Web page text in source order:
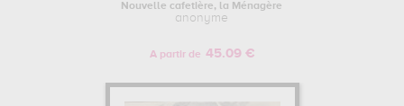
Nouvelle cafetière, la Ménagère
anonyme
A partir de 45.09 €